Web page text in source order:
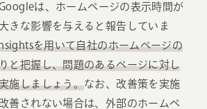
は、ホームページの表示時間が
きな影響を与えると報告していま
を用いて自社のホームページの
と把握し、問題のあるページに対し
施しましょう。なお、改善策を実施
善されない場合は、外部のホームペ